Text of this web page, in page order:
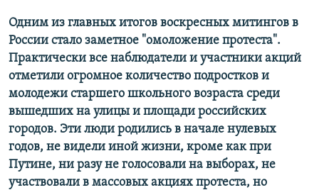
Одним из главных итогов воскресных митингов в
России стало заметное "омоложение протеста".
Практически все наблюдатели и участники акций
отметили огромное количество подростков и
молодежи старшего школьного возраста среди
вышедших на улицы и площади российских
городов. Эти люди родились в начале нулевых
годов, не видели иной жизни, кроме как при
Путине, ни разу не голосовали на выборах, не
участвовали в массовых акциях протеста, но